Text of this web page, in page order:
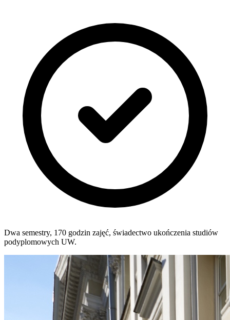
Dwa semestry, 170 godzin zajęć, świadectwo ukończenia studiów
podyplomowych UW.